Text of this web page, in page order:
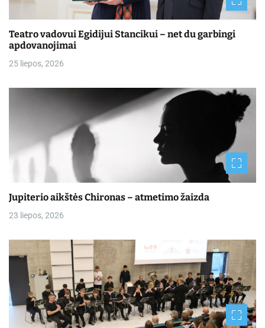
Teatro vadovui Egidijui Stancikui – net du garbingi
apdovanojimai
25 liepos, 2026
Jupiterio aikštės Chironas – atmetimo žaizda
23 liepos, 2026